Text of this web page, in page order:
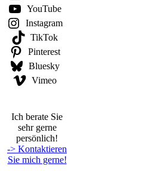
YouTube
Instagram
TikTok
Pinterest
Bluesky
Vimeo
Ich berate Sie
sehr gerne
persönlich!
-> Kontaktieren
Sie mich gerne!